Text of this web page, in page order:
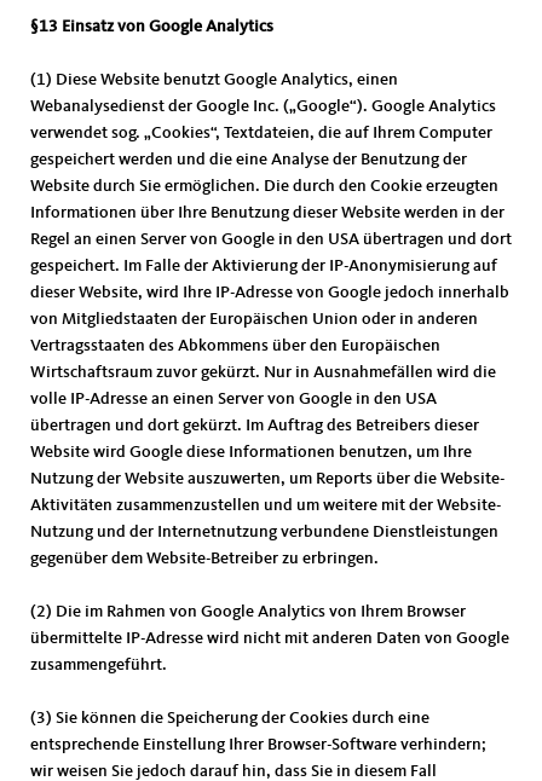
§13 Einsatz von Google Analytics
(1) Diese Website benutzt Google Analytics, einen
Webanalysedienst der Google Inc. („Google“). Google Analytics
verwendet sog. „Cookies“, Textdateien, die auf Ihrem Computer
gespeichert werden und die eine Analyse der Benutzung der
Website durch Sie ermöglichen. Die durch den Cookie erzeugten
Informationen über Ihre Benutzung dieser Website werden in der
Regel an einen Server von Google in den USA übertragen und dort
gespeichert. Im Falle der Aktivierung der IP-Anonymisierung auf
dieser Website, wird Ihre IP-Adresse von Google jedoch innerhalb
von Mitgliedstaaten der Europäischen Union oder in anderen
Vertragsstaaten des Abkommens über den Europäischen
Wirtschaftsraum zuvor gekürzt. Nur in Ausnahmefällen wird die
volle IP-Adresse an einen Server von Google in den USA
übertragen und dort gekürzt. Im Auftrag des Betreibers dieser
Website wird Google diese Informationen benutzen, um Ihre
Nutzung der Website auszuwerten, um Reports über die Website-
Aktivitäten zusammenzustellen und um weitere mit der Website-
Nutzung und der Internetnutzung verbundene Dienstleistungen
gegenüber dem Website-Betreiber zu erbringen.
(2) Die im Rahmen von Google Analytics von Ihrem Browser
übermittelte IP-Adresse wird nicht mit anderen Daten von Google
zusammengeführt.
(3) Sie können die Speicherung der Cookies durch eine
entsprechende Einstellung Ihrer Browser-Software verhindern;
wir weisen Sie jedoch darauf hin, dass Sie in diesem Fall